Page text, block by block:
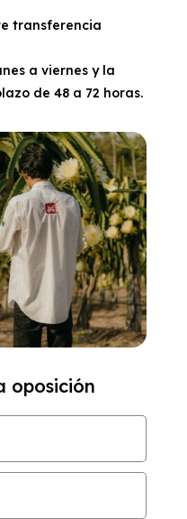
transferencia
a viernes y la
de 48 a 72 horas.
oposición